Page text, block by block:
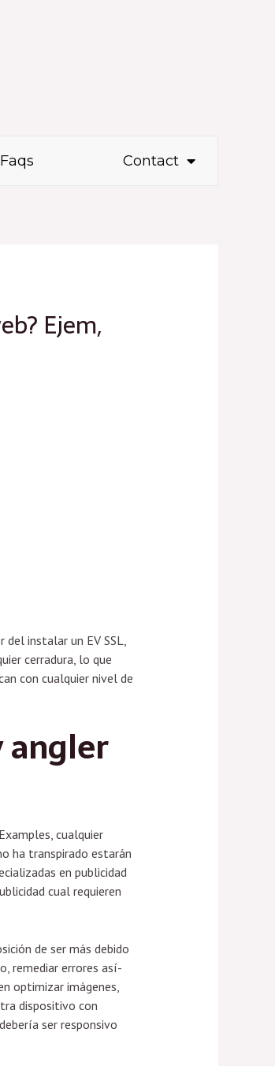
Faqs Contact
Ejem,
instalar un EV SSL,
cerradura, lo que
con cualquier nivel de
angler
cualquier
ha transpirado estarán
en publicidad
cual requieren
de ser más debido
remediar errores así­
optimizar imágenes,
dispositivo con
ser responsivo